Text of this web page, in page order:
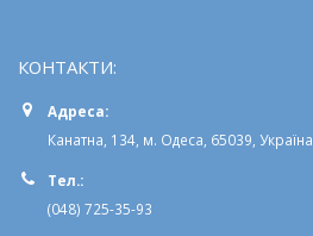
КОНТАКТИ:
Адреса:
Канатна, 134, м. Одеса, 65039, Україна
Тел.:
(048) 725-35-93